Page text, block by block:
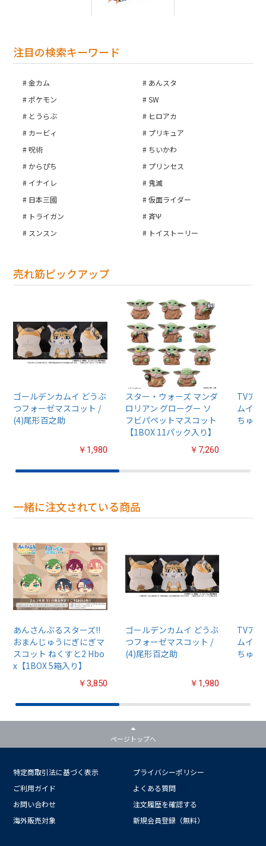
注目の検索キーワード
金カム
あんスタ
ポケモン
SW
とうらぶ
ヒロアカ
カービィ
プリキュア
呪術
ちいかわ
からぴち
プリンセス
イナイレ
鬼滅
日本三國
仮面ライダー
トライガン
斉Ψ
スンスン
トイストーリー
売れ筋ピックアップ
ゴールデンカムイ どうぶ
つフォーゼマスコット /
(4)尾形百之助
￥1,980
スター・ウォーズ マンダ
ロリアン グローグー ソ
フビパペットマスコット
【1BOX 11パック入り】
￥7,260
TVア
ムイ』
ちゅる
一緒に注文されている商品
あんさんぶるスターズ!!
おまんじゅうにぎにぎマ
スコット ねくすと2 Hbo
x【1BOX 5箱入り】
￥3,850
ゴールデンカムイ どうぶ
つフォーゼマスコット /
(4)尾形百之助
￥1,980
TVア
ムイ』
ちゅる
ページトップへ
特定商取引法に基づく表示
プライバシーポリシー
ご利用ガイド
よくある質問
お問い合わせ
注文履歴を確認する
海外販売対象
新規会員登録（無料）